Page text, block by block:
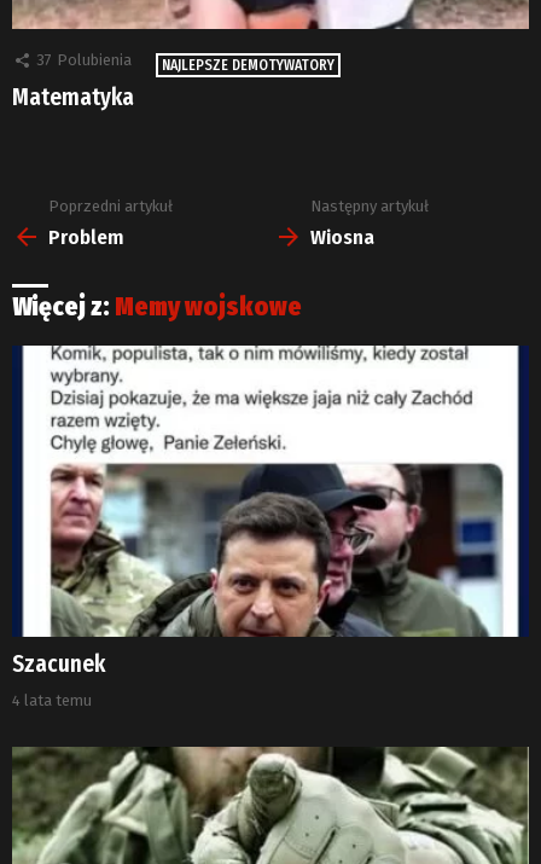
37 Polubienia NAJLEPSZE DEMOTYWATORY
Matematyka
Zobacz
więcej
Poprzedni artykuł
Problem
Następny artykuł
Wiosna
Więcej z: Memy wojskowe
Szacunek
4 lata temu